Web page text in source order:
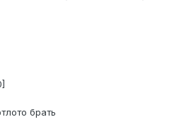
брать